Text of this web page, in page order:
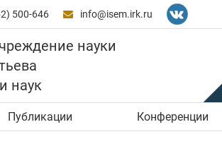
500-646  info@isem.irk.ru
науки
наук
Публикации Конференции